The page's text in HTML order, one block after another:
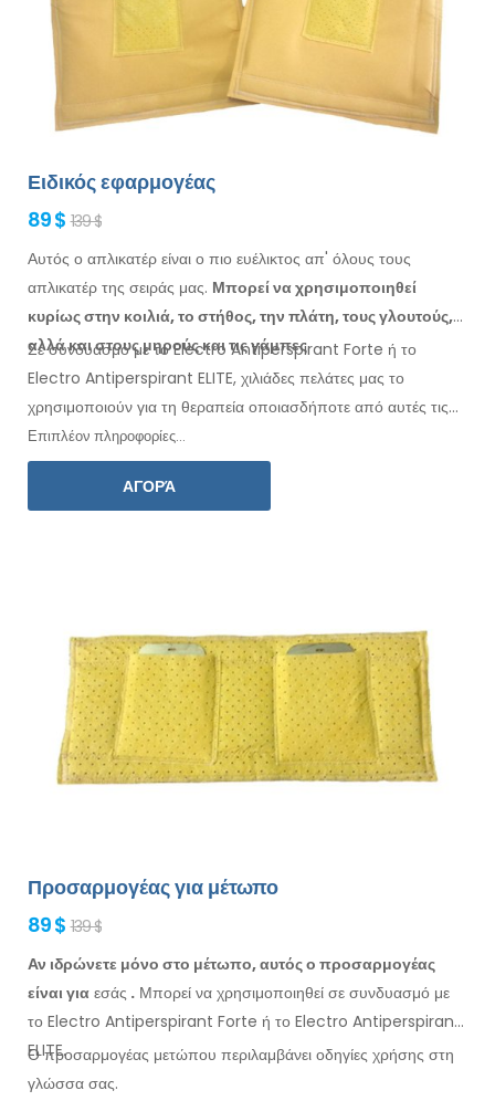
Ειδικός εφαρμογέας
89 $ 139 $
Αυτός ο απλικατέρ είναι ο πιο ευέλικτος απ' όλους τους
απλικατέρ της σειράς μας. Μπορεί να χρησιμοποιηθεί
κυρίωςστην κοιλιά, το στήθος, την πλάτη, τους γλουτούς,
αλλά και στους μηρούςκαι τις γάμπες.
Σε συνδυασμό με το Electro Antiperspirant Forte ή το
Electro Antiperspirant ELITE, χιλιάδες πελάτες μας το
χρησιμοποιούν για τη θεραπεία οποιασδήποτε από αυτές τις
περιοχές .Περιλαμβάνονται οδηγίες
Επιπλέον πληροφορίες...
ΑΓΟΡΆ
Προσαρμογέας για μέτωπο
89 $ 139 $
Αν ιδρώνετε μόνο στο μέτωπο, αυτός ο προσαρμογέας
είναι για εσάς . Μπορεί να χρησιμοποιηθεί σε συνδυασμό με
το Electro Antiperspirant Forte ή το Electro Antiperspirant
ELITE.
Ο προσαρμογέας μετώπου περιλαμβάνει οδηγίες χρήσης στη
γλώσσα σας.